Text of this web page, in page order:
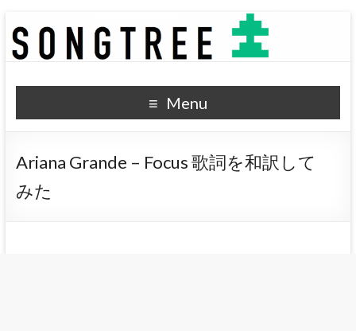
SONGTREE
洋楽歌詞の和訳なら
Menu
Ariana Grande – Focus 歌詞を和訳して
みた